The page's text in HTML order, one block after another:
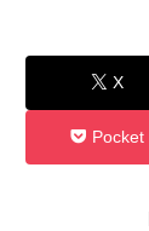
X
Pocket